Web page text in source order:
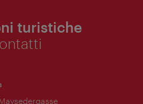
turistiche